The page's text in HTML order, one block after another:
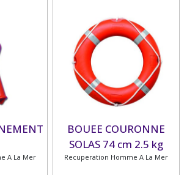
A La Mer
BOUEE COURONNE
SOLAS 74 cm 2.5 kg
Recuperation Homme A La Mer